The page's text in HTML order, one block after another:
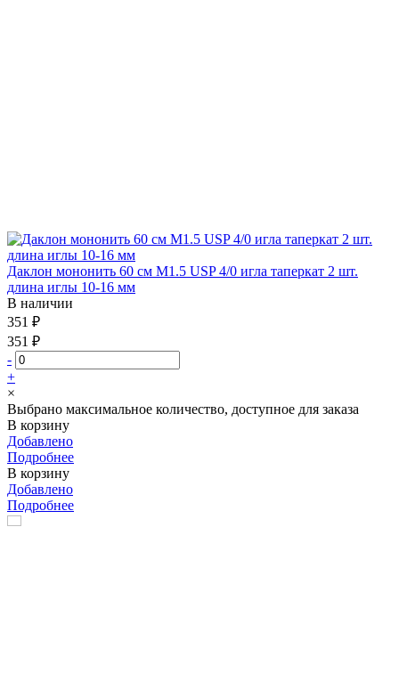
Даклон мононить 60 см М1.5 USP 4/0 игла таперкат 2 шт.
длина иглы 10-16 мм
В наличии
351 ₽
351 ₽
-
+
×
Выбрано максимальное количество, доступное для заказа
В корзину
Добавлено
Подробнее
В корзину
Добавлено
Подробнее